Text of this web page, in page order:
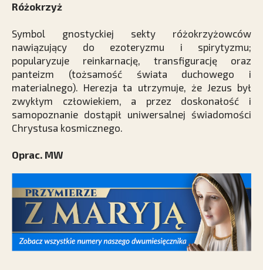
Różokrzyż
Symbol gnostyckiej sekty różokrzyżowców
nawiązujący do ezoteryzmu i spirytyzmu;
popularyzuje reinkarnację, transfigurację oraz
panteizm (tożsamość świata duchowego i
materialnego). Herezja ta utrzymuje, że Jezus był
zwykłym człowiekiem, a przez doskonałość i
samopoznanie dostąpił uniwersalnej świadomości
Chrystusa kosmicznego.
Oprac. MW